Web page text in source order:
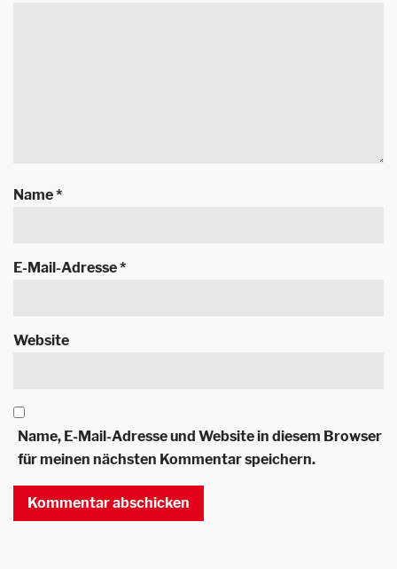
Name*
E-Mail-Adresse*
Website
Name, E-Mail-Adresse und Website in diesem Browser
für meinen nächsten Kommentar speichern.